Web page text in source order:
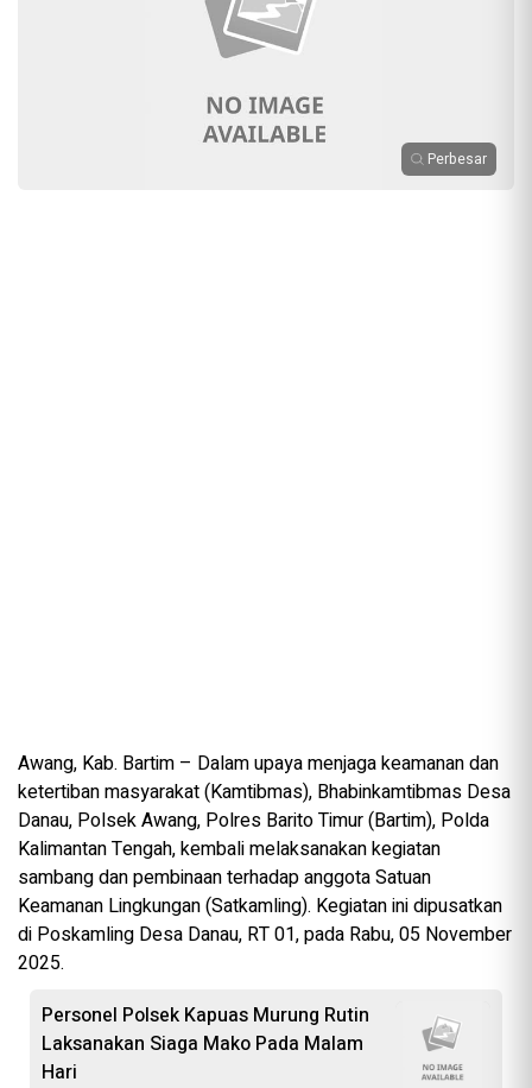
Perbesar
Awang, Kab. Bartim – Dalam upaya menjaga keamanan dan
ketertiban masyarakat (Kamtibmas), Bhabinkamtibmas Desa
Danau, Polsek Awang, Polres Barito Timur (Bartim), Polda
Kalimantan Tengah, kembali melaksanakan kegiatan
sambang dan pembinaan terhadap anggota Satuan
Keamanan Lingkungan (Satkamling). Kegiatan ini dipusatkan
di Poskamling Desa Danau, RT 01, pada Rabu, 05 November
2025.
Personel Polsek Kapuas Murung Rutin
Laksanakan Siaga Mako Pada Malam
Hari